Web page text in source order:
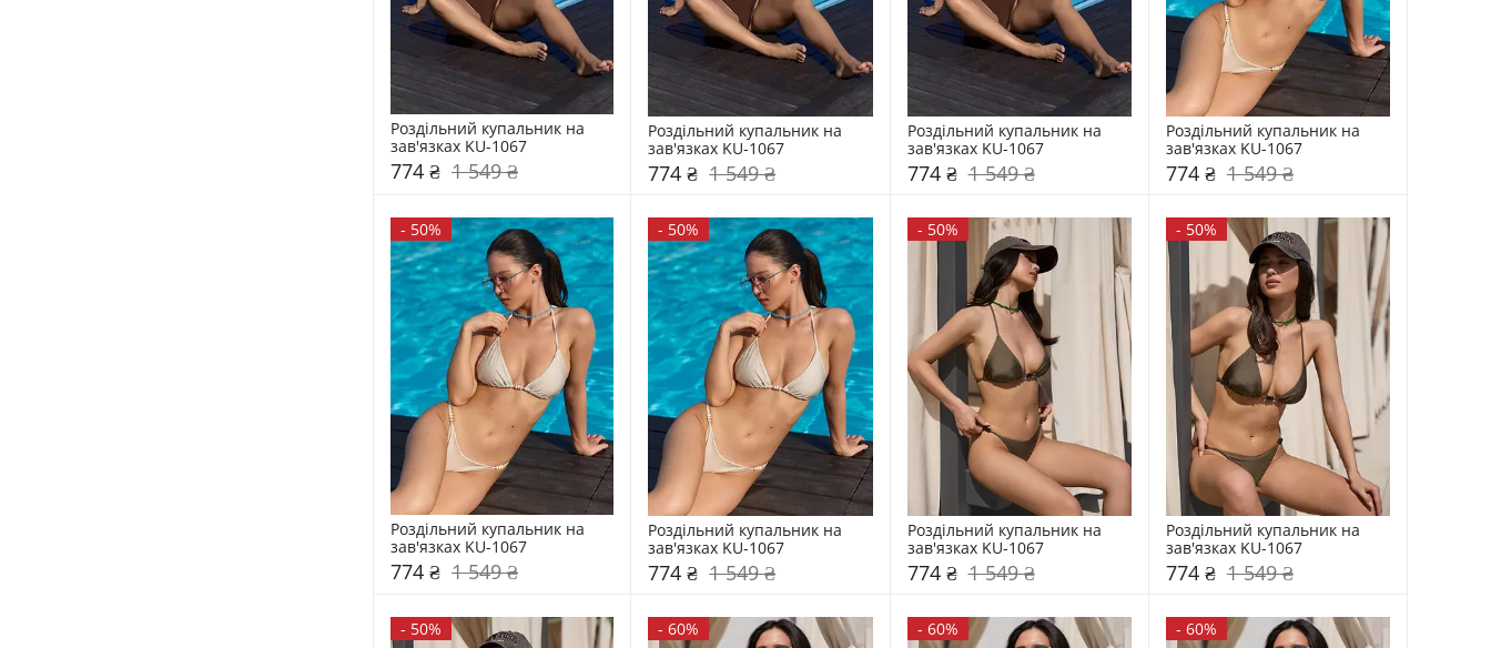
Роздільний купальник на
зав'язках KU-1067
774 ₴ 1 549 ₴
Роздільний купальник на
зав'язках KU-1067
774 ₴ 1 549 ₴
Роздільний купальник на
зав'язках KU-1067
774 ₴ 1 549 ₴
Роздільний купальник на
зав'язках KU-1067
774 ₴ 1 549 ₴
- 50%
Роздільний купальник на
зав'язках KU-1067
774 ₴ 1 549 ₴
- 50%
Роздільний купальник на
зав'язках KU-1067
774 ₴ 1 549 ₴
- 50%
Роздільний купальник на
зав'язках KU-1067
774 ₴ 1 549 ₴
- 50%
Роздільний купальник на
зав'язках KU-1067
774 ₴ 1 549 ₴
- 50% -60% - 60% - 60%